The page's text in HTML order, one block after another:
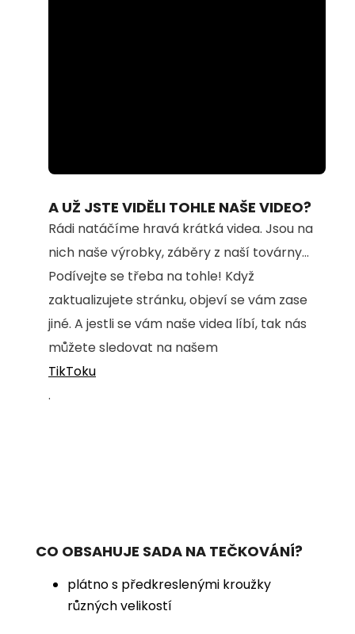
100.00%
A UŽ JSTE VIDĚLI TOHLE NAŠE VIDEO?
Rádi natáčíme hravá krátká videa. Jsou na
nich naše výrobky, záběry z naší továrny...
Podívejte se třeba na tohle! Když
zaktualizujete stránku, objeví se vám zase
jiné. A jestli se vám naše videa líbí, tak nás
můžete sledovat na našem
TikToku
.
CO OBSAHUJE SADA NA TEČKOVÁNÍ?
plátno s předkreslenými kroužky
různých velikostí